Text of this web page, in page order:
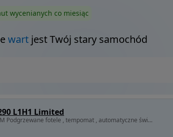
wycenianych co miesiąc
wartjest Twój stary samochód
L1H1 Limited
1996 cm3 • 170 KM • 2.0 170 KM Podgrzewane fotele , tempomat , automatyczne światła